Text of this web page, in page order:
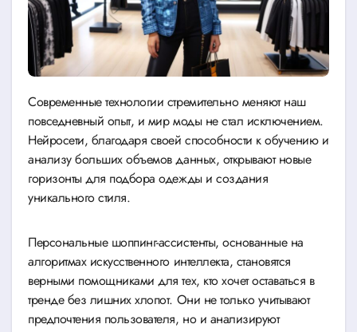
Современные технологии стремительно меняют наш
повседневный опыт, и мир моды не стал исключением.
Нейросети, благодаря своей способности к обучению и
анализу больших объемов данных, открывают новые
горизонты для подбора одежды и создания
уникального стиля.
Персональные шоппинг-ассистенты, основанные на
алгоритмах искусственного интеллекта, становятся
верными помощниками для тех, кто хочет оставаться в
тренде без лишних хлопот. Они не только учитывают
предпочтения пользователя, но и анализируют